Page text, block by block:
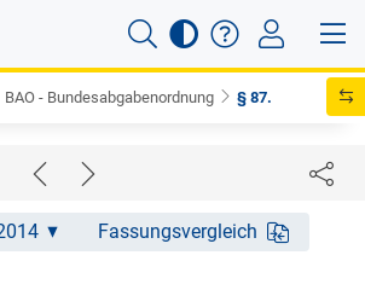
BAO - Bundesabgabenordnung § 87.
Fassungsvergleich